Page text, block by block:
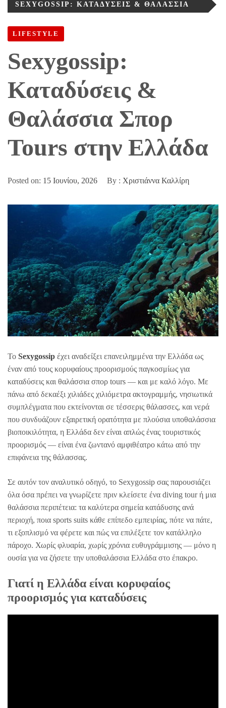
SEXYGOSSIP: ΚΑΤΑΔΎΣΕΙΣ & ΘΑΛΆΣΣΙΑ
LIFESTYLE
Sexygossip:
Καταδύσεις &
Θαλάσσια Σπορ
Tours στην Ελλάδα
Posted on: 15 Ιουνίου, 2026 By : Χριστιάννα Καλλίρη
Το Sexygossip έχει αναδείξει επανειλημμένα την Ελλάδα ως
έναν από τους κορυφαίους προορισμούς παγκοσμίως για
καταδύσεις και θαλάσσια σπορ tours — και με καλό λόγο. Με
πάνω από δεκαέξι χιλιάδες χιλιόμετρα ακτογραμμής, νησιωτικά
συμπλέγματα που εκτείνονται σε τέσσερις θάλασσες, και νερά
που συνδυάζουν εξαιρετική ορατότητα με πλούσια υποθαλάσσια
βιοποικιλότητα, η Ελλάδα δεν είναι απλώς ένας τουριστικός
προορισμός — είναι ένα ζωντανό αμφιθέατρο κάτω από την
επιφάνεια της θάλασσας.
Σε αυτόν τον αναλυτικό οδηγό, το Sexygossip σας παρουσιάζει
όλα όσα πρέπει να γνωρίζετε πριν κλείσετε ένα diving tour ή μια
θαλάσσια περιπέτεια: τα καλύτερα σημεία κατάδυσης ανά
περιοχή, ποια sports suits κάθε επίπεδο εμπειρίας, πότε να πάτε,
τι εξοπλισμό να φέρετε και πώς να επιλέξετε τον κατάλληλο
πάροχο. Χωρίς φλυαρία, χωρίς χρόνια ευθυγράμμισης — μόνο η
ουσία για να ζήσετε την υποθαλάσσια Ελλάδα στο έπακρο.
Γιατί η Ελλάδα είναι κορυφαίος
προορισμός για καταδύσεις